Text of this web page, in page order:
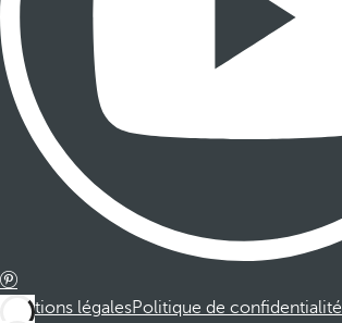
Mentions légalesPolitique de confidentialité